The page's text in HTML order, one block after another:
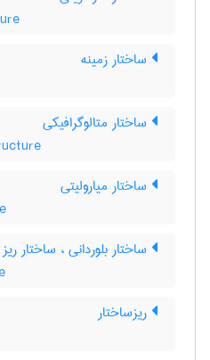
ساختار زمینه
ساختار متالوگرافیکی
ساختار میارولیتی
ساختار بلوردانی ، ساختار
ریزساختار